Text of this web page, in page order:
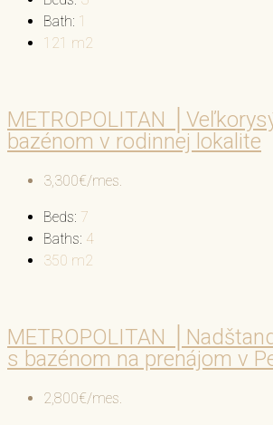
Bath: 1
121 m2
METROPOLITAN
bazénom v rodinnej lokalite
3,300€/mes.
Beds: 7
Baths: 4
350 m2
METROPOLITAN
s bazénom na prenájom v
2,800€/mes.